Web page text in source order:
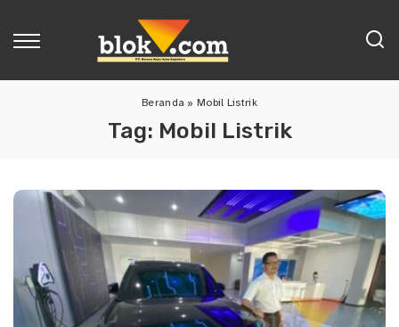
Beranda »Mobil Listrik
Tag: Mobil Listrik